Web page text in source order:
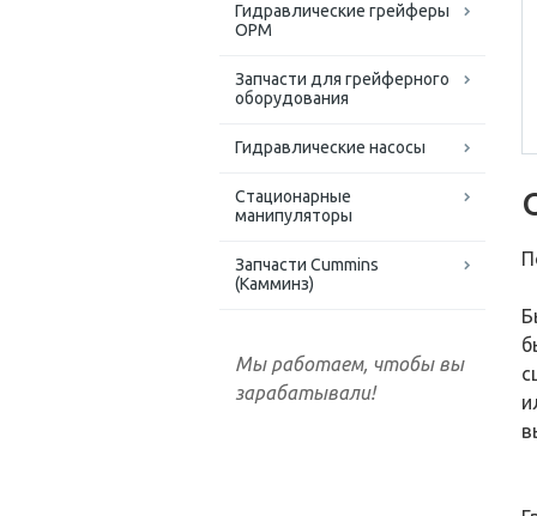
Гидравлические грейферы
ОРМ
Запчасти для грейферного
оборудования
Гидравлические насосы
Стационарные
манипуляторы
Запчасти Cummins
(Камминз)
Мы работаем, чтобы вы
зарабатывали!